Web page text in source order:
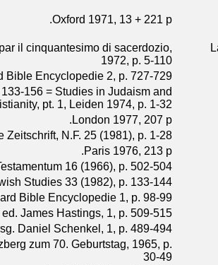
Oxford 1971, 13 + 221 p.
il cinquantesimo di sacerdozio,
1972, p. 5-110
Bible Encyclopedie 2, p. 727-729
156 = Studies in Judaism and
pt. 1, Leiden 1974, p. 1-32
London 1977, 207 p.
Zeitschrift, N.F. 25 (1981), p. 1-28
Paris 1976, 213 p.
16 (1966), p. 502-504
Studies 33 (1982), p. 133-144
Bible Encyclopedie 1, p. 98-99
James Hastings, 1, p. 509-515
Daniel Schenkel, 1, p. 489-494
zum 70. Geburtstag, 1965, p.
30-49